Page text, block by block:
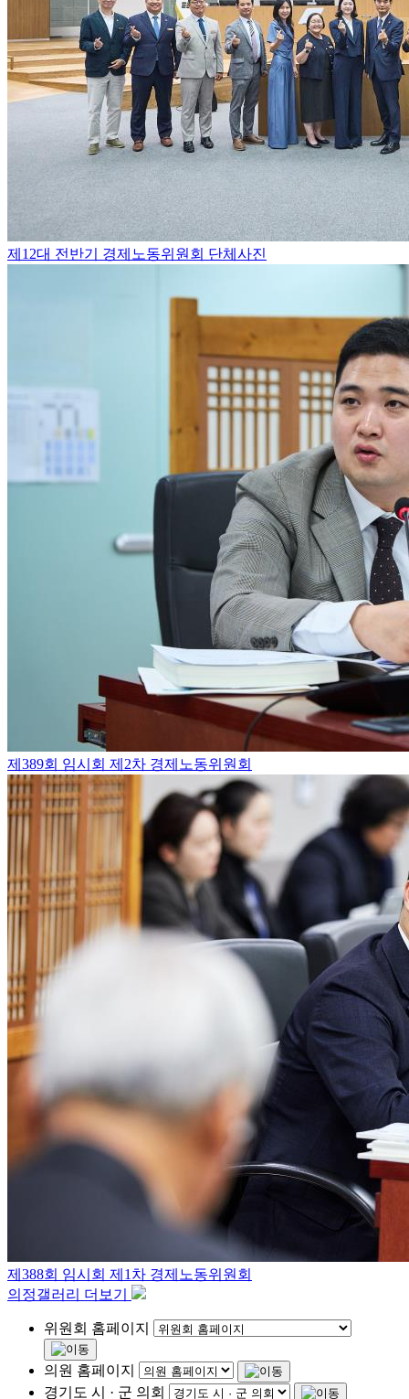
제12대 전반기 경제노동위원회 단체사진
제389회 임시회 제2차 경제노동위원회
제388회 임시회 제1차 경제노동위원회
의정갤러리 더보기
위원회 홈페이지
의원 홈페이지
경기도 시 · 군 의회